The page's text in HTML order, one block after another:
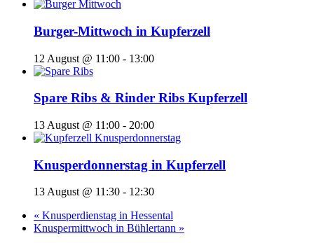
Burger-Mittwoch in Kupferzell
12 August @ 11:00 - 13:00
Spare Ribs & Rinder Ribs Kupferzell
13 August @ 11:00 - 20:00
Knusperdonnerstag in Kupferzell
13 August @ 11:30 - 12:30
« Knusperdienstag in Hessental
Knuspermittwoch in Bühlertann »